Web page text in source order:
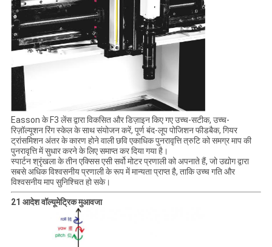
Easson के F3 लेंस द्वारा विकसित और डिज़ाइन किए गए उच्च-सटीक, उच्च-
रिज़ॉल्यूशन रिंग स्केल के साथ संयोजन करें, पूर्ण बंद-लूप पोजिशन फीडबैक, गियर
ट्रांसमिशन अंतर के कारण होने वाली छवि एकाधिक पुनरावृत्ति त्रुटि को समग्र माप की
पुनरावृत्ति में सुधार करने के लिए समाप्त कर दिया गया है।
स्पार्टन श्रृंखला के तीन एक्सिस एसी सर्वो मोटर प्रणाली को अपनाते हैं, जो उद्योग द्वारा
सबसे अधिक विश्वसनीय प्रणाली के रूप में मान्यता प्राप्त है, ताकि उच्च गति और
विश्वसनीय माप सुनिश्चित हो सके।
21 आदेश वॉल्यूमेट्रिक मुआवजा